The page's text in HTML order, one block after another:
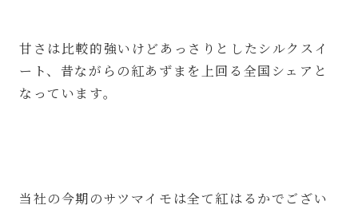
甘さは比較的強いけどあっさりとしたシルクスイ
ート、昔ながらの紅あずまを上回る全国シェアと
なっています。
当社の今期のサツマイモは全て紅はるかでござい